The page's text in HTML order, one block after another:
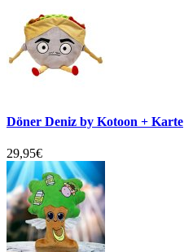
Döner Deniz by Kotoon + Karte
29,95€